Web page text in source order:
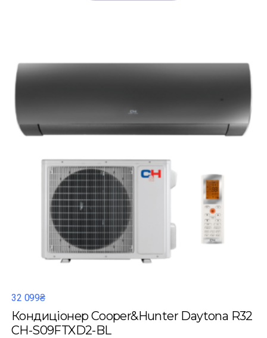
32 099₴
Кондиціонер Cooper&Hunter Daytona R32
CH-S09FTXD2-BL